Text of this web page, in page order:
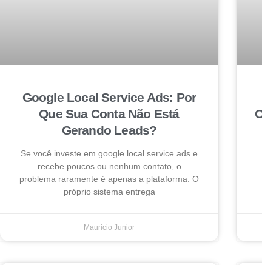
Google Local Service Ads: Por
Que Sua Conta Não Está
Gerando Leads?
Se você investe em google local service ads e
recebe poucos ou nenhum contato, o
problema raramente é apenas a plataforma. O
próprio sistema entrega
Mauricio Junior